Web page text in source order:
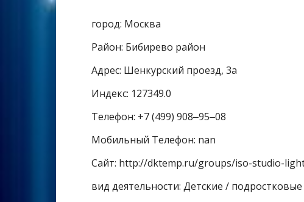
город: Москва
Район: Бибирево район
Адрес: Шенкурский проезд, 3а
Индекс: 127349.0
Телефон: +7 (499) 908‒95‒08
Мобильный Телефон: nan
Сайт: http://dktemp.ru/groups/iso-studio-
вид деятельности: Детские /